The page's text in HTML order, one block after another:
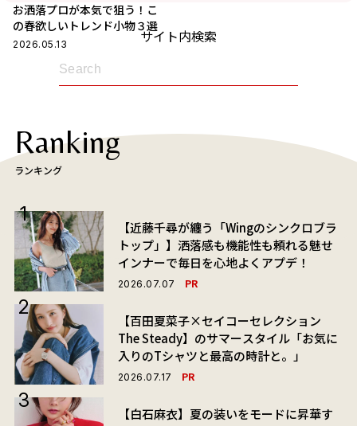
お洒落プロが本気で狙う！こ
の春欲しいトレンド小物３選
2026.05.13 サイト内検索
Ranking
ランキング
【近藤千尋が纏う「Wingのシンクロブラ
トップ」】洒落感も機能性も頼れる魅せ
インナーで毎日を心地よくアプデ！
2026.07.07 PR
【百田夏菜子×セイコーセレクション
The Steady】のサマースタイル「お気に
入りのTシャツと最高の時計と。」
2026.07.17 PR
【白石麻衣】夏の装いをモードに昇華す